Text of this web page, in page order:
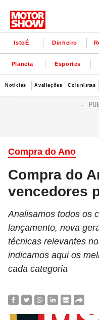
IstoÉ Dinheiro
Planeta Esportes
Notícias Avaliações Colunistas
Compra do Ano
Compra do
vencedores
Analisamos todos os
lançamento, nova
técnicas relevantes
indicamos aqui os
cada categoria